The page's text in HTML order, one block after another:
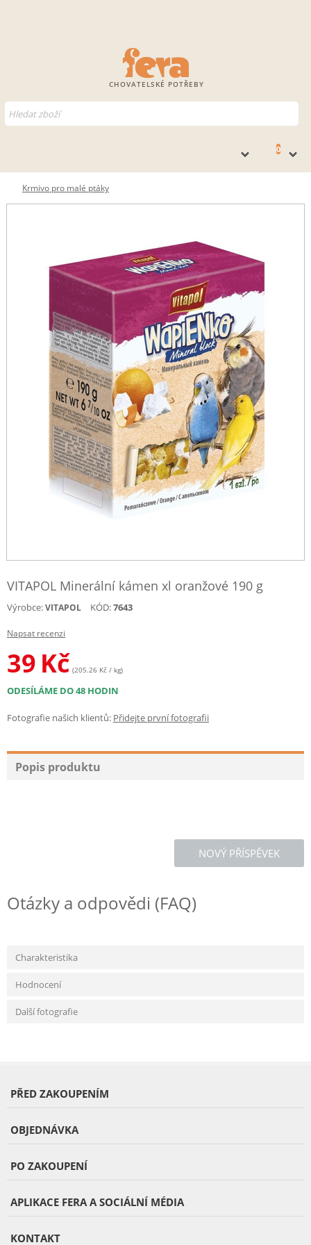
CHOVATELSKÉ POTŘEBY
0
Krmivo pro malé ptáky
VITAPOL Minerální kámen xl oranžové 190 g
Výrobce:VITAPOL KÓD:7643
Napsat recenzi
39 Kč (205.26 Kč / kg)
ODESÍLÁME DO 48 HODIN
Fotografie našich klientů: Přidejte první fotografii
Popis produktu
NOVÝ PŘÍSPĚVEK
Otázky a odpovědi (FAQ)
Charakteristika
Hodnocení
Další fotografie
PŘED ZAKOUPENÍM
OBJEDNÁVKA
PO ZAKOUPENÍ
APLIKACE FERA A SOCIÁLNÍ MÉDIA
KONTAKT